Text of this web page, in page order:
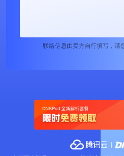
联络信息由卖方自行填写，请